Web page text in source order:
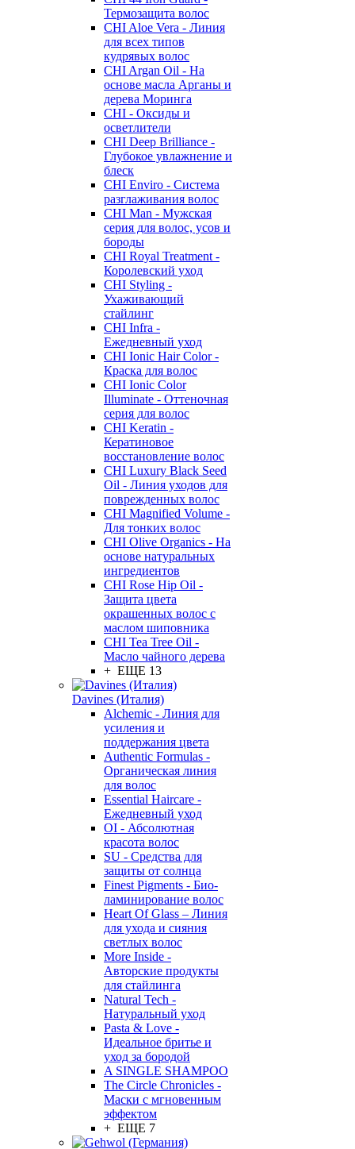
Термозащита волос
CHI Aloe Vera - Линия
для всех типов
кудрявых волос
CHI Argan Oil - На
основе масла Арганы и
дерева Моринга
CHI - Оксиды и
осветлители
CHI Deep Brilliance -
Глубокое увлажнение и
блеск
CHI Enviro - Система
разглаживания волос
CHI Man - Мужская
серия для волос, усов и
бороды
CHI Royal Treatment -
Королевский уход
CHI Styling -
Ухаживающий
стайлинг
CHI Infra -
Ежедневный уход
CHI Ionic Hair Color -
Краска для волос
CHI Ionic Color
Illuminate - Оттеночная
серия для волос
CHI Keratin -
Кератиновое
восстановление волос
CHI Luxury Black Seed
Oil - Линия уходов для
поврежденных волос
CHI Magnified Volume -
Для тонких волос
CHI Olive Organics - На
основе натуральных
ингредиентов
CHI Rose Hip Oil -
Защита цвета
окрашенных волос с
маслом шиповника
CHI Tea Tree Oil -
Масло чайного дерева
+ ЕЩЕ 13
Davines (Италия)
Alchemic - Линия для
усиления и
поддержания цвета
Authentic Formulas -
Органическая линия
для волос
Essential Haircare -
Eжедневный уход
OI - Абсолютная
красота волос
SU - Средства для
защиты от солнца
Finest Pigments - Био-
ламинирование волос
Heart Of Glass – Линия
для ухода и сияния
светлых волос
More Inside -
Авторские продукты
для стайлинга
Natural Tech -
Натуральный уход
Pasta & Love -
Идеальное бритье и
уход за бородой
A SINGLE SHAMPOO
The Circle Chronicles -
Маски с мгновенным
эффектом
+ ЕЩЕ 7